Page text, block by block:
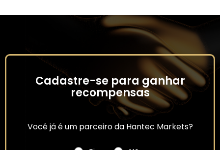
Cadastre-se para ganhar
recompensas
Você já é um parceiro da Hantec Markets?